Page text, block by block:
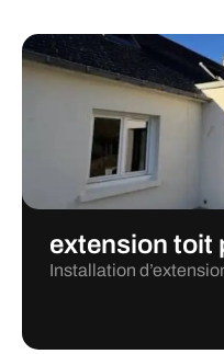
extension toit
Installation